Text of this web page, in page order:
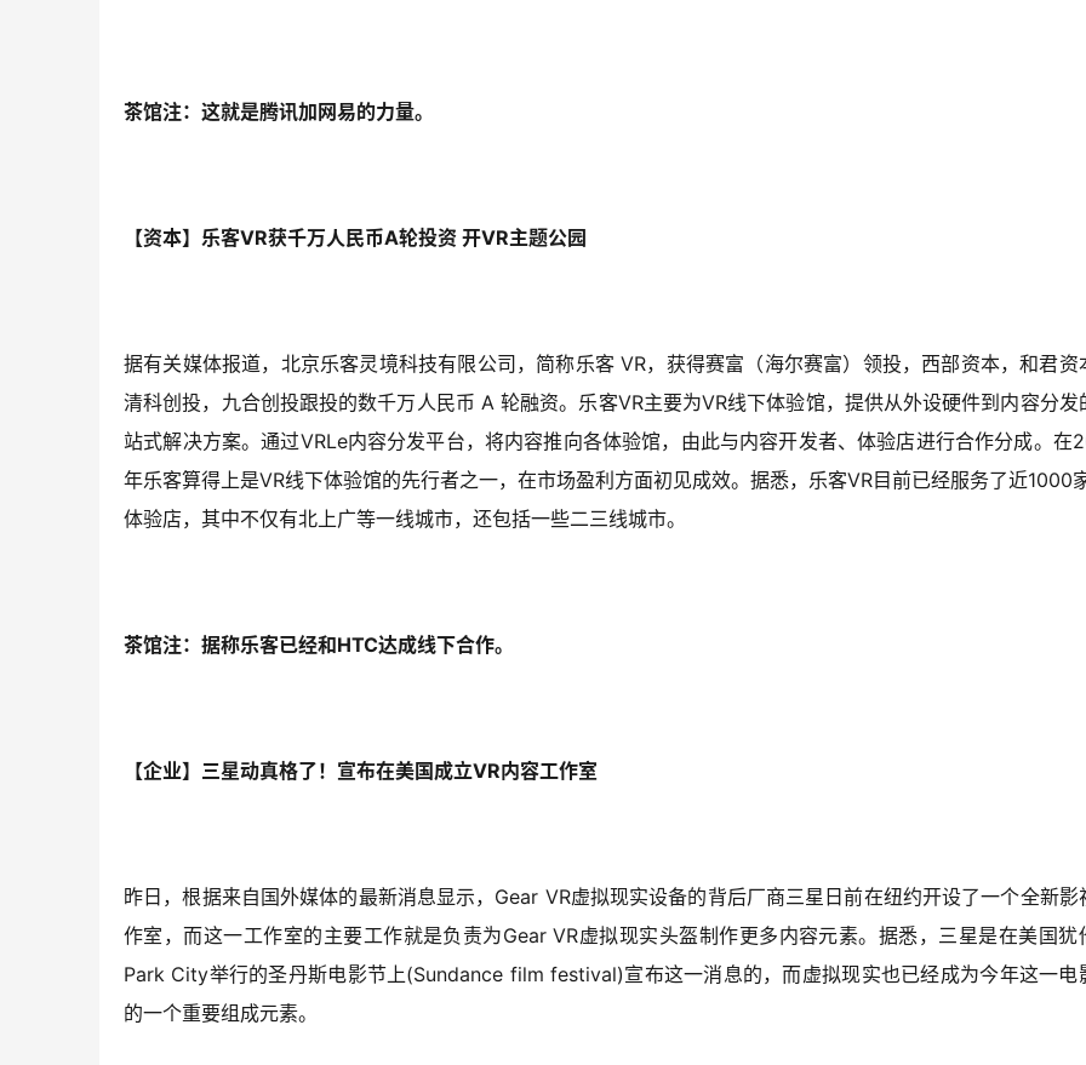
茶馆注：这就是腾讯加网易的力量。
【资本】乐客VR获千万人民币A轮投资 开VR主题公园
据有关媒体报道，北京乐客灵境科技有限公司，简称乐客 VR，获得赛富（海尔赛富）领投，西部资本，和君资
清科创投，九合创投跟投的数千万人民币 A 轮融资。乐客VR主要为VR线下体验馆，提供从外设硬件到内容分发
站式解决方案。通过VRLe内容分发平台，将内容推向各体验馆，由此与内容开发者、体验店进行合作分成。在
年乐客算得上是VR线下体验馆的先行者之一，在市场盈利方面初见成效。据悉，乐客VR目前已经服务了近1000
体验店，其中不仅有北上广等一线城市，还包括一些二三线城市。
茶馆注：据称乐客已经和HTC达成线下合作。
【企业】三星动真格了！宣布在美国成立VR内容工作室
昨日，根据来自国外媒体的最新消息显示，Gear VR虚拟现实设备的背后厂商三星日前在纽约开设了一个全新影
作室，而这一工作室的主要工作就是负责为Gear VR虚拟现实头盔制作更多内容元素。据悉，三星是在美国犹
Park City举行的圣丹斯电影节上(Sundance film festival)宣布这一消息的，而虚拟现实也已经成为今年这一电
的一个重要组成元素。